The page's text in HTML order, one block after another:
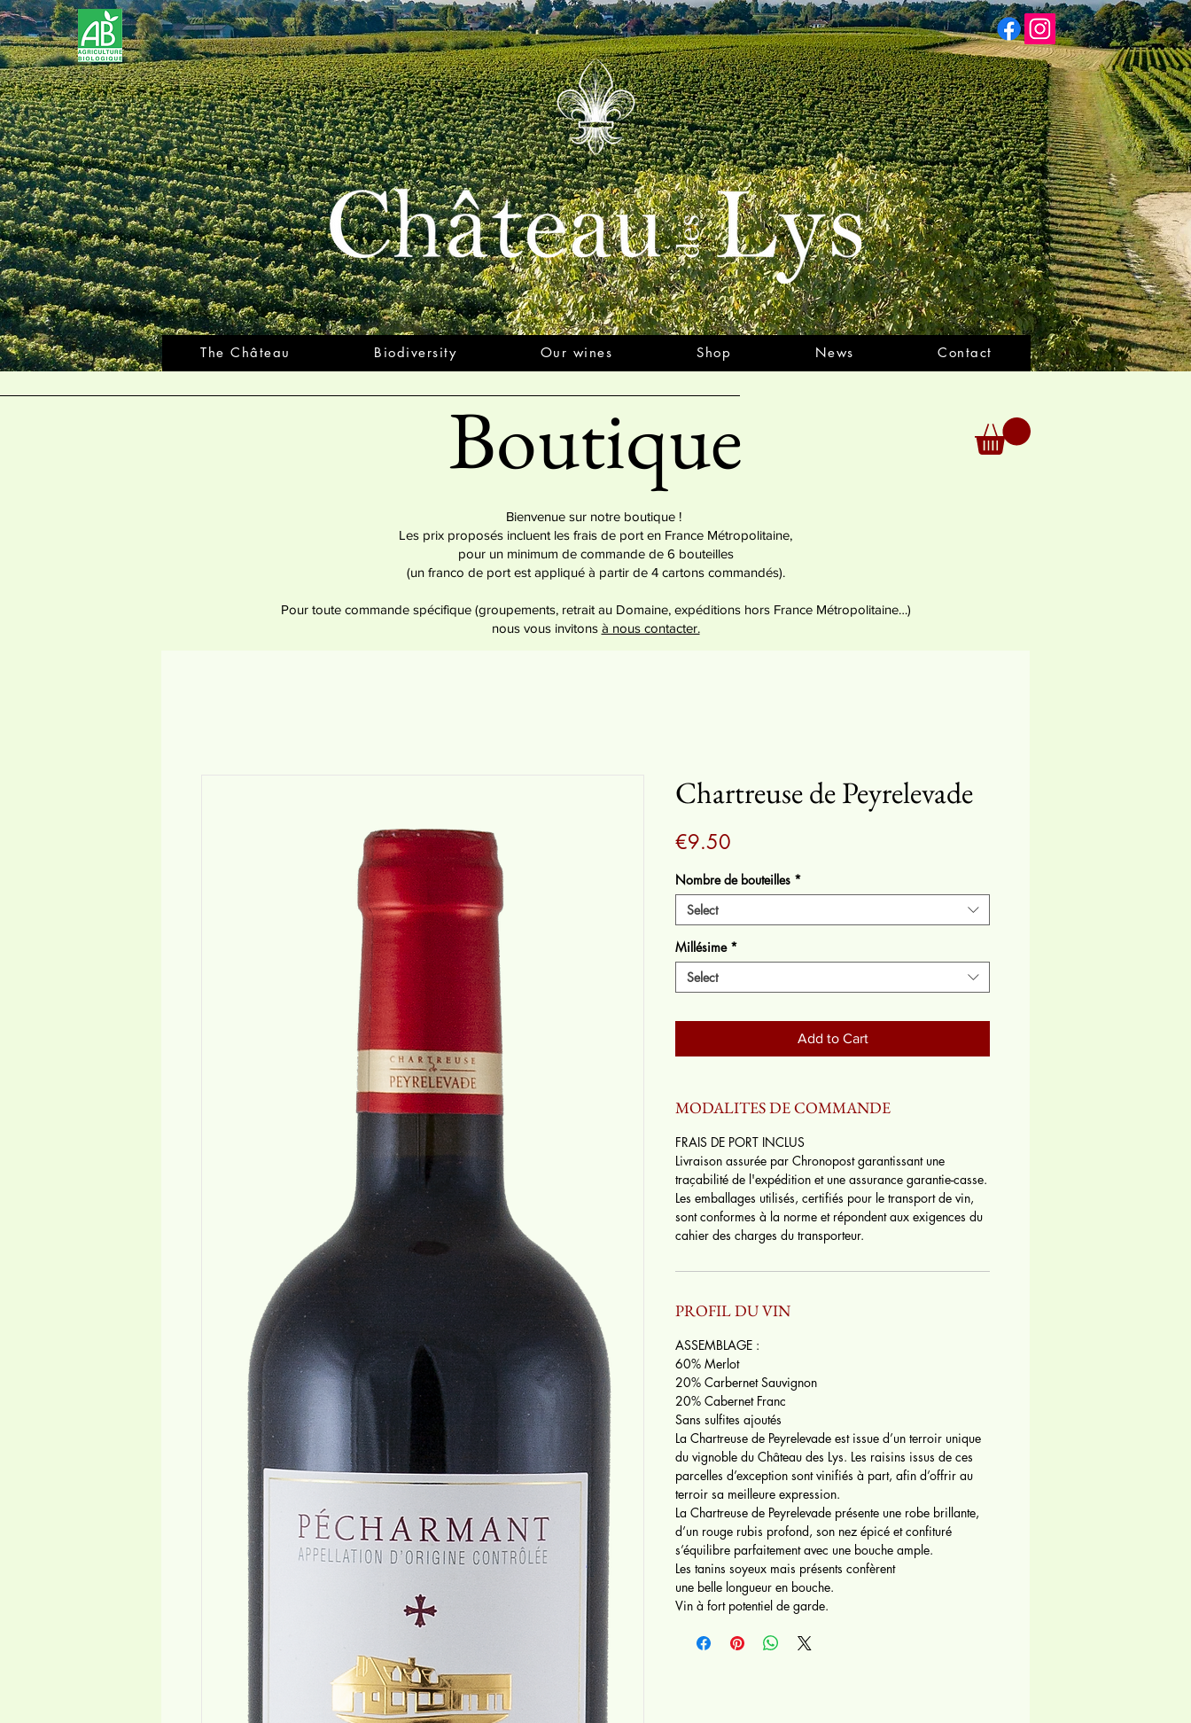
The Château Biodiversity Our wines Shop News Contact
Boutique
Bienvenue sur notre boutique !
Les prix proposés incluent les frais de port en France Métropolitaine,
pour un minimum de commande de 6 bouteilles
(un franco de port est appliqué à partir de 4 cartons commandés).
Pour toute commande spécifique (groupements, retrait au Domaine, expéditions hors France Métropolitaine…)
nous vous invitons à nous contacter.
Chartreuse de Peyrelevade
€9.50
Nombre de bouteilles *
Select
Millésime *
Select
Add to Cart
MODALITES DE COMMANDE
FRAIS DE PORT INCLUS
Livraison assurée par Chronopost garantissant une
traçabilité de l'expédition et une assurance garantie-casse.
Les emballages utilisés, certifiés pour le transport de vin,
sont conformes à la norme et répondent aux exigences du
cahier des charges du transporteur.
PROFIL DU VIN
ASSEMBLAGE :
60% Merlot
20% Carbernet Sauvignon
20% Cabernet Franc
Sans sulfites ajoutés
La Chartreuse de Peyrelevade est issue d’un terroir unique
du vignoble du Château des Lys. Les raisins issus de ces
parcelles d’exception sont vinifiés à part, afin d’offrir au
terroir sa meilleure expression.
La Chartreuse de Peyrelevade présente une robe brillante,
d’un rouge rubis profond, son nez épicé et confituré
s’équilibre parfaitement avec une bouche ample.
Les tanins soyeux mais présents confèrent
une belle longueur en bouche.
Vin à fort potentiel de garde.